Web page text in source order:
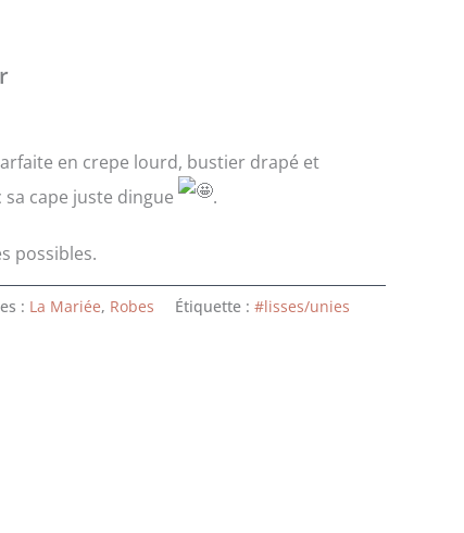
en crepe lourd, bustier drapé et
cape juste dingue
.
possibles.
: La Mariée, Robes Étiquette : #lisses/unies